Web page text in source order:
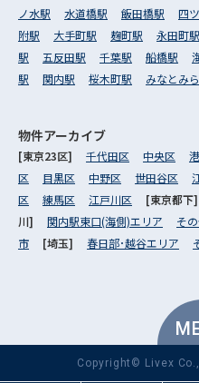
ノ水駅
水道橋駅 飯田橋駅 四
附駅
大手町駅 麹町駅 永田町駅
駅
五反田駅 千葉駅 船橋駅
駅
関内駅 桜木町駅 みなとみ
物件アーカイブ
[東京23区] 千代田区 中央区
区
目黒区 中野区 世田谷区
区
練馬区 江戸川区 [東京都
川] 関内駅東口(海側)エリア そ
市
[埼玉] 春日部･越谷エリア
Copyright© Livex